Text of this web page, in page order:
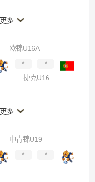
更多
欧锦U16A
* :
*
捷克U16
更多
中青锦U19
* :
*